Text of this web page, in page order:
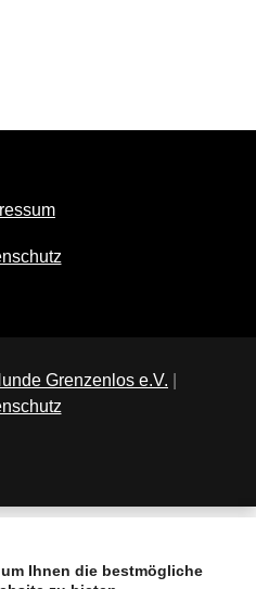
Grenzenlos e.V.
Ihnen die bestmögliche